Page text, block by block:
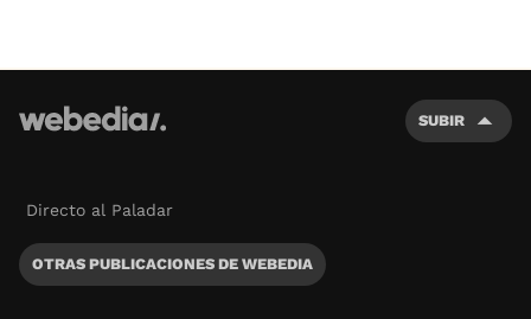
SUBIR
Directo al Paladar
OTRAS PUBLICACIONES DE WEBEDIA